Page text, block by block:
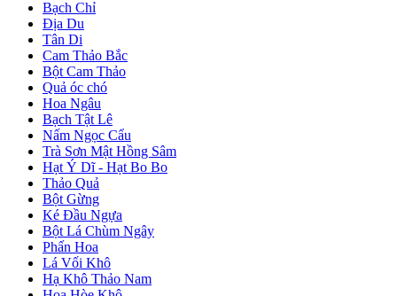
Bạch Chỉ
Địa Du
Tân Di
Cam Thảo Bắc
Bột Cam Thảo
Quả óc chó
Hoa Ngâu
Bạch Tật Lê
Nấm Ngọc Cẩu
Trà Sơn Mật Hồng Sâm
Hạt Ý Dĩ - Hạt Bo Bo
Thảo Quả
Bột Gừng
Ké Đầu Ngựa
Bột Lá Chùm Ngây
Phấn Hoa
Lá Vối Khô
Hạ Khô Thảo Nam